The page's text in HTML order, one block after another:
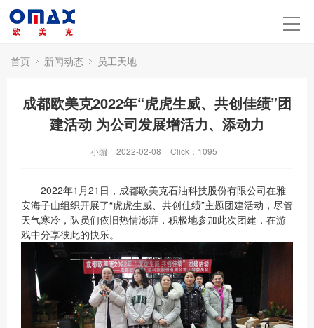
首页 新闻动态 员工天地
成都欧美克2022年“虎虎生威、共创佳绩”团
建活动 为公司发展增活力、添动力
小编 2022-02-08 Click： 1095
2022年1月21日，成都欧美克石油科技股份有限公司在雅
安海子山组织开展了“虎虎生威、共创佳绩”主题团建活动，尽管
天气寒冷，队员们依旧热情澎湃，积极地参加此次团建，在游
戏中分享彼此的快乐。